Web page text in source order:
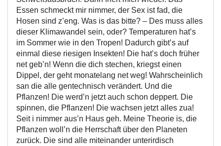
Essen schmeckt mir nimmer, der Sex ist fad, die
Hosen sind z’eng. Was is das bitte? – Des muss alles
dieser Klimawandel sein, oder? Temperaturen hat’s
im Sommer wie in den Tropen! Dadurch gibt’s auf
einmal diese riesigen Insekten! Die hat’s doch früher
net geb’n! Wenn die dich stechen, kriegst einen
Dippel, der geht monatelang net weg! Wahrscheinlich
san die alle gentechnisch verändert. Und die
Pflanzen! Die werd’n jetzt auch schon deppert. Die
spinnen, die Pflanzen! Die wachsen jetzt alles zua!
Seit i nimmer aus’n Haus geh. Meine Theorie is, die
Pflanzen woll’n die Herrschaft über den Planeten
zurück. Die sind alle miteinander unterirdisch